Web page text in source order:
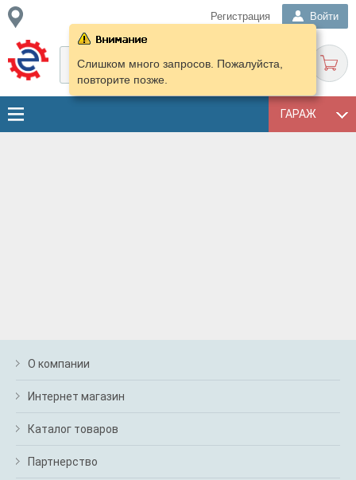
Регистрация Войти
ГАРАЖ
Слишком много запросов. Пожалуйста,
повторите позже.
О компании
Интернет магазин
Каталог товаров
Партнерство